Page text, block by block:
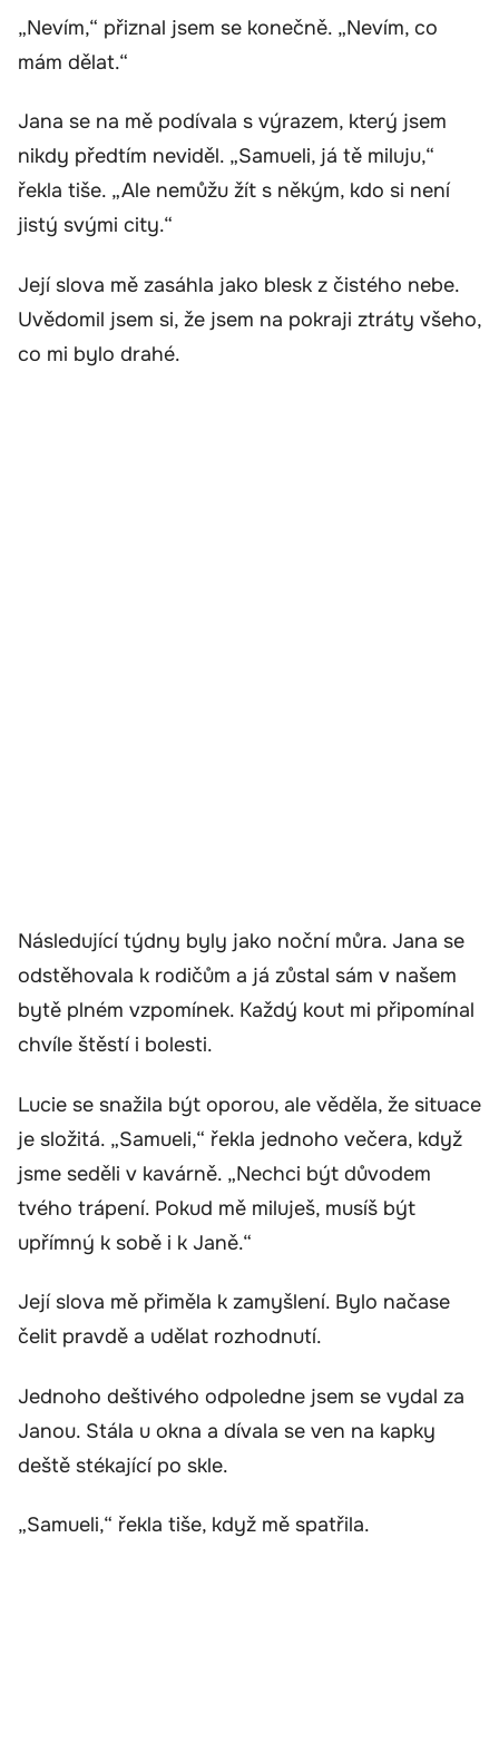
„Nevím,“ přiznal jsem se konečně. „Nevím, co
mám dělat.“
Jana se na mě podívala s výrazem, který jsem
nikdy předtím neviděl. „Samueli, já tě miluju,“
řekla tiše. „Ale nemůžu žít s někým, kdo si není
jistý svými city.“
Její slova mě zasáhla jako blesk z čistého nebe.
Uvědomil jsem si, že jsem na pokraji ztráty všeho,
co mi bylo drahé.
Následující týdny byly jako noční můra. Jana se
odstěhovala k rodičům a já zůstal sám v našem
bytě plném vzpomínek. Každý kout mi připomínal
chvíle štěstí i bolesti.
Lucie se snažila být oporou, ale věděla, že situace
je složitá. „Samueli,“ řekla jednoho večera, když
jsme seděli v kavárně. „Nechci být důvodem
tvého trápení. Pokud mě miluješ, musíš být
upřímný k sobě i k Janě.“
Její slova mě přiměla k zamyšlení. Bylo načase
čelit pravdě a udělat rozhodnutí.
Jednoho deštivého odpoledne jsem se vydal za
Janou. Stála u okna a dívala se ven na kapky
deště stékající po skle.
„Samueli,“ řekla tiše, když mě spatřila.